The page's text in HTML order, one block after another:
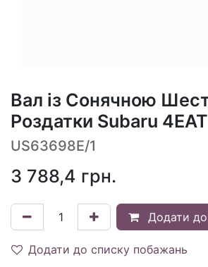
Вал із Сонячною
Роздатки Subaru
US63698E/1
3 788,4 грн.
Додати
Додати до списку побажань